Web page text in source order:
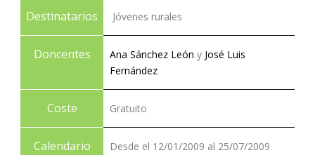
Destinatarios Jóvenes rurales
Doncentes Ana Sánchez León y José Luis
Fernández
Coste Gratuito
Calendario Desde el 12/01/2009 al 25/07/2009